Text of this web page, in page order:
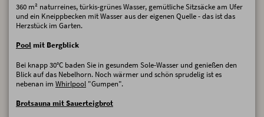
360 m² naturreines, türkis-grünes Wasser, gemütliche Sitzsäcke am Ufer
und ein Kneippbecken mit Wasser aus der eigenen Quelle - das ist das
Herzstück im Garten.
Poolmit Bergblick
Bei knapp 30°C baden Sie in gesundem Sole-Wasser und genießen den
Blick auf das Nebelhorn. Noch wärmer und schön sprudelig ist es
nebenan im Whirlpool "Gumpen".
Brotsauna mit Sauerteigbrot